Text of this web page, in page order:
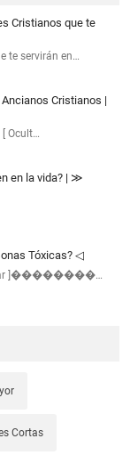
Cristianos que te
te servirán en…
Cristianos |
[ Ocult…
en la vida? | ≫
Tóxicas? ◁
]��������…
Cortas